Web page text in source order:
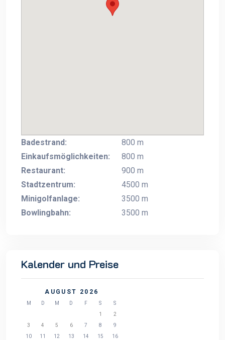
Badestrand:
800 m
Einkaufsmöglichkeiten:
800 m
Restaurant:
900 m
Stadtzentrum:
4500 m
Minigolfanlage:
3500 m
Bowlingbahn:
3500 m
Kalender und Preise
AUGUST 2026
M D M D F S
S
1
2
3
4 5 6 7 8
9
10
11 12 13 14 15
16